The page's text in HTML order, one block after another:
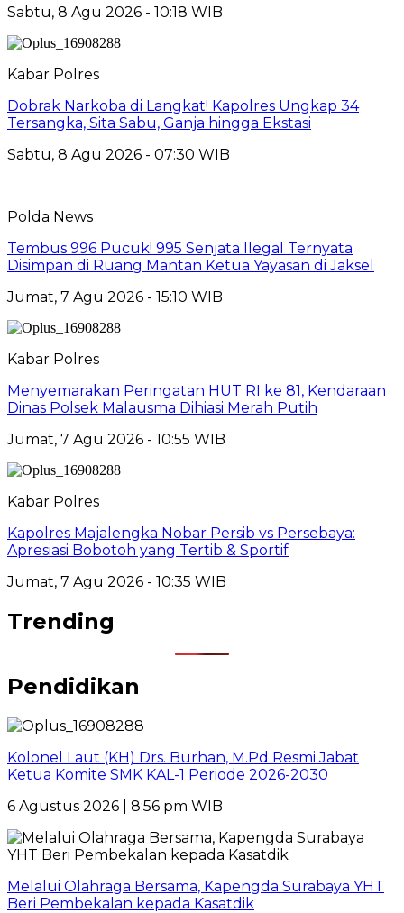
Sabtu, 8 Agu 2026 - 10:18 WIB
Kabar Polres
Dobrak Narkoba di Langkat! Kapolres Ungkap 34
Tersangka, Sita Sabu, Ganja hingga Ekstasi
Sabtu, 8 Agu 2026 - 07:30 WIB
Polda News
Tembus 996 Pucuk! 995 Senjata Ilegal Ternyata
Disimpan di Ruang Mantan Ketua Yayasan di Jaksel
Jumat, 7 Agu 2026 - 15:10 WIB
Kabar Polres
Menyemarakan Peringatan HUT RI ke 81, Kendaraan
Dinas Polsek Malausma Dihiasi Merah Putih
Jumat, 7 Agu 2026 - 10:55 WIB
Kabar Polres
Kapolres Majalengka Nobar Persib vs Persebaya:
Apresiasi Bobotoh yang Tertib & Sportif
Jumat, 7 Agu 2026 - 10:35 WIB
Trending
Pendidikan
Kolonel Laut (KH) Drs. Burhan, M.Pd Resmi Jabat
Ketua Komite SMK KAL-1 Periode 2026-2030
6 Agustus 2026 | 8:56 pm WIB
Melalui Olahraga Bersama, Kapengda Surabaya YHT
Beri Pembekalan kepada Kasatdik